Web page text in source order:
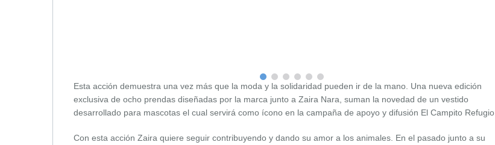
Esta acción demuestra una vez más que la moda y la solidaridad pueden ir de la mano. Una nueva edición
exclusiva de ocho prendas diseñadas por la marca junto a Zaira Nara, suman la novedad de un vestido
desarrollado para mascotas el cual servirá como ícono en la campaña de apoyo y difusión El Campito Refugio.
Con esta acción Zaira quiere seguir contribuyendo y dando su amor a los animales. En el pasado junto a su